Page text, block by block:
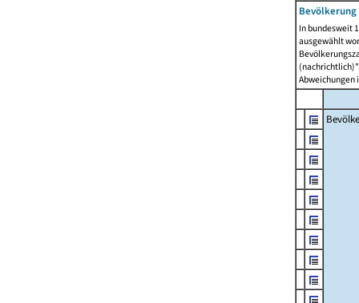
In bundesweit
ausgewählt
Abweichungen